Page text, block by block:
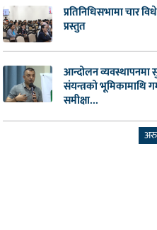
प्रतिनिधिसभामा चार
प्रस्तुत
आन्दोलन व्यवस्थापनमा
संयन्त्रको भूमिकामाथि
समीक्षा...
अरु